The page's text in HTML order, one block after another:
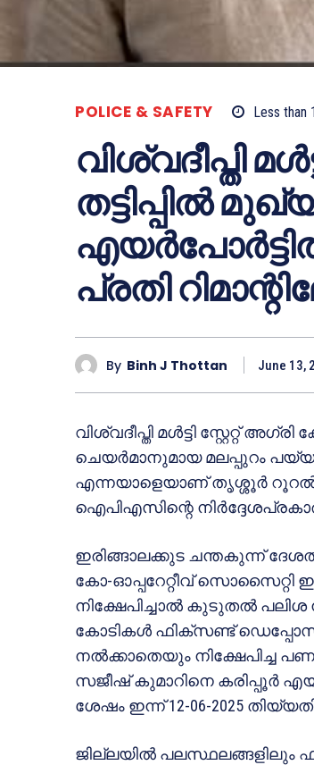
POLICE & SAFETY Less than
വിശ്വദീപ്തി
തട്ടിപ്പിൽ
പ്രതി
By Binh J Thottan June 13,
വിശ്വദീപ്തി മൾട്ടി സ്റ്റേറ്റ്
ചെയർമാനുമായ മലപ്പുറം
എന്നയാളെയാണ് തൃശ്ശൂർ റൂറൽ
ഐപിഎസിന്റെ
ഇരിങ്ങാലക്കുട ചന്തകുന്ന് ദേശത്ത്
കോ-ഓപ്പറേറ്റീവ് സൊസൈറ്റി
നിക്ഷേപിച്ചാൽ കുടുതൽ പലിശ
കോടികൾ ഫിക്സണ്ട്
നൽക്കാതെയും നിക്ഷേപിച്ച
സജീഷ് കുമാറിനെ കരിപ്പൂർ
ശേഷം ഇന്ന് 12-06-2025
ജില്ലയിൽ പലസ്ഥലങ്ങളിലും